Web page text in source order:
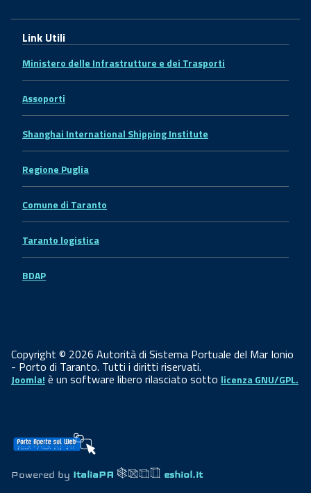
Link Utili
Ministero delle Infrastrutture e dei Trasporti
Assoporti
Shanghai International Shipping Institute
Regione Puglia
Comune di Taranto
Taranto logistica
BDAP
Copyright © 2026 Autorità di Sistema Portuale del Mar Ionio
- Porto di Taranto. Tutti i diritti riservati.
Joomla! è un software libero rilasciato sotto licenza GNU/GPL.
Powered by ItaliaPA eshiol.it